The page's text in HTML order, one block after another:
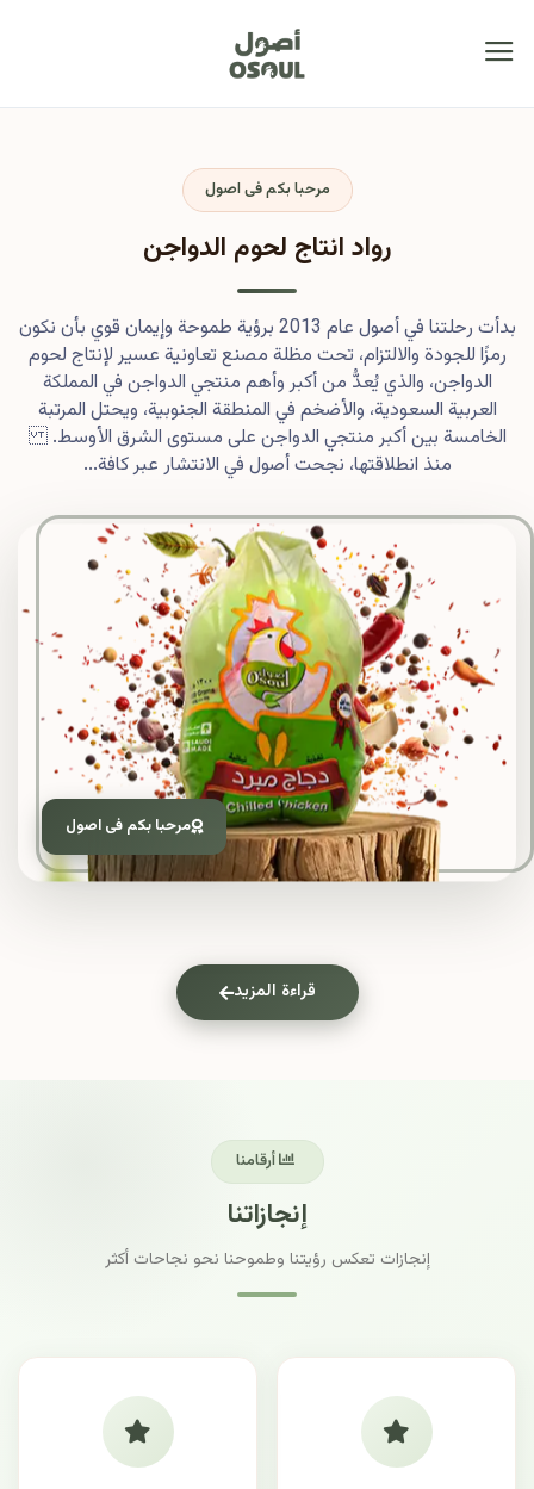
مرحبا بكم فى اصول
مرحبا بكم فى اصول
رواد انتاج لحوم الدواجن
بدأت رحلتنا في أصول عام 2013 برؤية طموحة وإيمان قوي بأن نكون
رمزًا للجودة والالتزام، تحت مظلة مصنع تعاونية عسير لإنتاج لحوم
الدواجن، والذي يُعدُّ من أكبر وأهم منتجي الدواجن في المملكة
العربية السعودية، والأضخم في المنطقة الجنوبية، ويحتل المرتبة
الخامسة بين أكبر منتجي الدواجن على مستوى الشرق الأوسط.
منذ انطلاقتها، نجحت أصول في الانتشار عبر كافة...
قراءة المزيد
أرقامنا
إنجازاتنا
إنجازات تعكس رؤيتنا وطموحنا نحو نجاحات أكثر